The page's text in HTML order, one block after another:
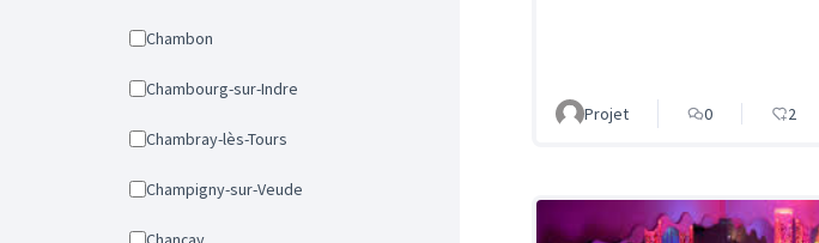
Chambon
Chambourg-sur-Indre
Chambray-lès-Tours
Champigny-sur-Veude
Projet 0 2